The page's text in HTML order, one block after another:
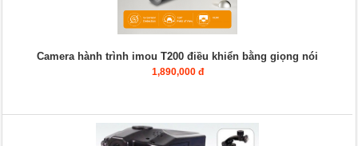
Camera hành trình imou T200 điều khiển bằng giọng nói
1,890,000 đ